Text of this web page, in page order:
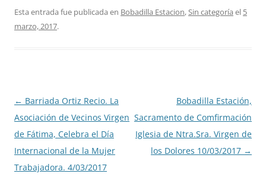
Esta entrada fue publicada en Bobadilla Estacion,Sin categoría el 5
marzo, 2017.
Navegación
de
entradas
← Barriada Ortiz Recio. La
Asociación de Vecinos Virgen
de Fátima, Celebra el Día
Internacional de la Mujer
Trabajadora. 4/03/2017
Bobadilla Estación,
Sacramento de Comfirmación
Iglesia de Ntra.Sra. Virgen de
los Dolores 10/03/2017 →